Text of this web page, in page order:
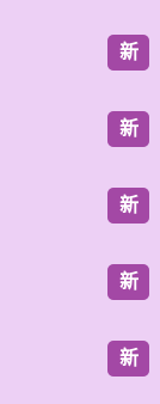
新
新
新
新
新